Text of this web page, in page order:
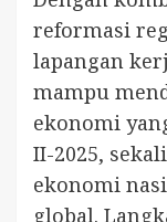
reformasi
lapangan
mampu
ekonomi
II-2025,
ekonomi
global.